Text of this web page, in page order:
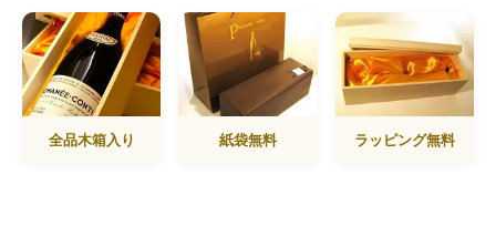
全品木箱入り 紙袋無料 ラッピング無料